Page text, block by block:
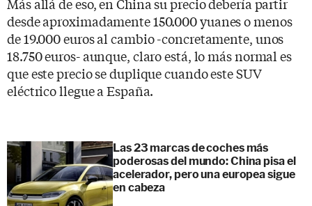
desde aproximadamente 150.000 yuanes o menos
de 19.000 euros al cambio -concretamente, unos
18.750 euros- aunque, claro está, lo más normal es
que este precio se duplique cuando este SUV
eléctrico llegue a España.
Las 23 marcas de coches más
poderosas del mundo: China pisa el
acelerador, pero una europea sigue
en cabeza